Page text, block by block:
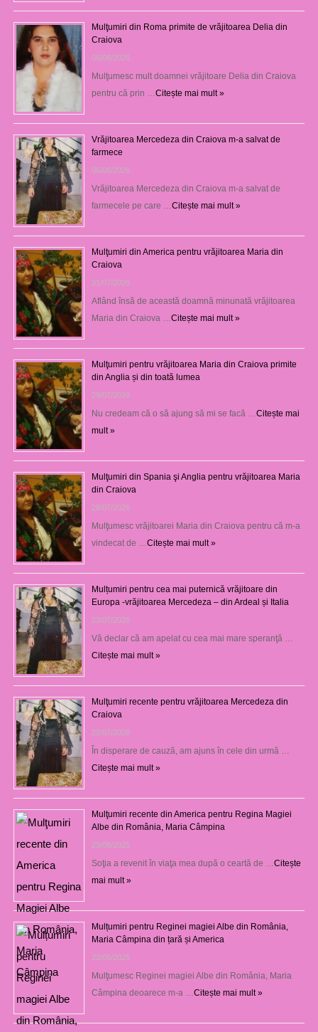
Mulţumiri din Roma primite de vrăjitoarea Delia din
Craiova
06/08/2026
Mulţumesc mult doamnei vrăjitoare Delia din Craiova
pentru că prin … Citește mai mult »
Vrăjitoarea Mercedeza din Craiova m-a salvat de
farmece
06/08/2026
Vrăjitoarea Mercedeza din Craiova m-a salvat de
farmecele pe care … Citește mai mult »
Mulţumiri din America pentru vrăjitoarea Maria din
Craiova
31/07/2026
Aflând însă de această doamnă minunată vrăjitoarea
Maria din Craiova … Citește mai mult »
Mulţumiri pentru vrăjitoarea Maria din Craiova primite
din Anglia și din toată lumea
29/07/2026
Nu credeam că o să ajung să mi se facă … Citește mai
mult »
Mulţumiri din Spania şi Anglia pentru vrăjitoarea Maria
din Craiova
28/07/2026
Mulţumesc vrăjitoarei Maria din Craiova pentru că m-a
vindecat de … Citește mai mult »
Mulțumiri pentru cea mai puternică vrăjitoare din
Europa -vrăjitoarea Mercedeza – din Ardeal și Italia
23/07/2026
Vă declar că am apelat cu cea mai mare speranţă …
Citește mai mult »
Mulţumiri recente pentru vrăjitoarea Mercedeza din
Craiova
22/07/2026
În disperare de cauză, am ajuns în cele din urmă …
Citește mai mult »
Mulţumiri recente din America pentru Regina Magiei
Albe din România, Maria Câmpina
23/08/2025
Soţia a revenit în viaţa mea după o ceartă de … Citește
mai mult »
Mulțumiri pentru Reginei magiei Albe din România,
Maria Câmpina din țară și America
22/05/2025
Mulţumesc Reginei magiei Albe din România, Maria
Câmpina deoarece m-a … Citește mai mult »